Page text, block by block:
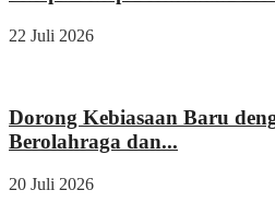
22 Juli 2026
Dorong Kebiasaan Baru
Berolahraga dan...
20 Juli 2026